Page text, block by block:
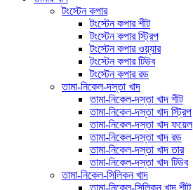
টংস্টেন কপার
টংস্টেন কপার শীট
টংস্টেন কপার স্ট্রিপ
টংস্টেন কপার ওয়্যার
টংস্টেন কপার টিউব
টংস্টেন কপার রড
তামা-নিকেল-দস্তা খাদ
তামা-নিকেল-দস্তা খাদ শীট
তামা-নিকেল-দস্তা খাদ স্ট্রিপ
তামা-নিকেল-দস্তা খাদ ফয়েল
তামা-নিকেল-দস্তা খাদ রড
তামা-নিকেল-দস্তা খাদ তার
তামা-নিকেল-দস্তা খাদ টিউব
তামা-নিকেল-সিলিকন খাদ
তামা-নিকেল-সিলিকন খাদ শীট